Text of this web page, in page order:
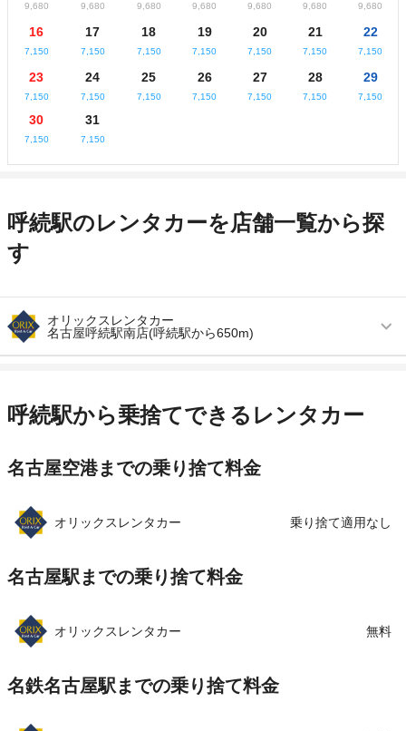
9,680 9,680 9,680 9,680 9,680 9,680 9,680
16
7,150
17
7,150
18
7,150
19
7,150
20
7,150
21
7,150
22
7,150
23
7,150
24
7,150
25
7,150
26
7,150
27
7,150
28
7,150
29
7,150
30
7,150
31
7,150
呼続駅のレンタカーを店舗一覧から探
す
オリックスレンタカー
名古屋呼続駅南店(呼続駅から650m)
アクセス 呼続駅より徒歩で約8分（送迎なし）
店舗詳細 店舗詳細ページはこちら
呼続駅から乗捨てできるレンタカー
名古屋空港までの乗り捨て料金
オリックスレンタカー 乗り捨て適用なし
名古屋駅までの乗り捨て料金
オリックスレンタカー 無料
名鉄名古屋駅までの乗り捨て料金